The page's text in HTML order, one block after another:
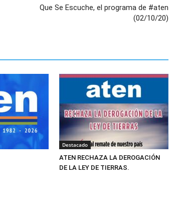
Que Se Escuche, el programa de #aten
(02/10/20)
Destacado
ATEN RECHAZA LA DEROGACIÓN
DE LA LEY DE TIERRAS.